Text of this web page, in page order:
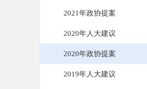
2021年政协提案
2020年人大建议
2020年政协提案
2019年人大建议